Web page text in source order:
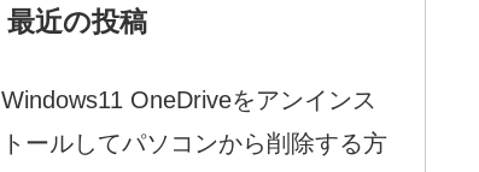
最近の投稿
Windows11 OneDriveをアンインス
トールしてパソコンから削除する方